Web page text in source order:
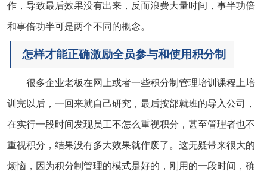
作，导致最后效果没有出来，反而浪费大量时间，事半功倍
和事倍功半可是两个不同的概念。
怎样才能正确激励全员参与和使用积分制
很多企业老板在网上或者一些积分制管理培训课程上培
训完以后，一回来就自己研究，最后按部就班的导入公司，
在实行一段时间发现员工不怎么重视积分，甚至管理者也不
重视积分，结果没有多大效果就作废了。这无疑带来很大的
烦恼，因为积分制管理的模式是好的，刚用的一段时间，确